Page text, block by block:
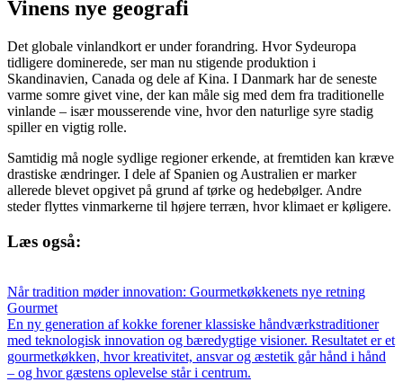
Vinens nye geografi
Det globale vinlandkort er under forandring. Hvor Sydeuropa
tidligere dominerede, ser man nu stigende produktion i
Skandinavien, Canada og dele af Kina. I Danmark har de seneste
varme somre givet vine, der kan måle sig med dem fra traditionelle
vinlande – især mousserende vine, hvor den naturlige syre stadig
spiller en vigtig rolle.
Samtidig må nogle sydlige regioner erkende, at fremtiden kan kræve
drastiske ændringer. I dele af Spanien og Australien er marker
allerede blevet opgivet på grund af tørke og hedebølger. Andre
steder flyttes vinmarkerne til højere terræn, hvor klimaet er køligere.
Læs også:
Når tradition møder innovation: Gourmetkøkkenets nye retning
Gourmet
En ny generation af kokke forener klassiske håndværkstraditioner
med teknologisk innovation og bæredygtige visioner. Resultatet er et
gourmetkøkken, hvor kreativitet, ansvar og æstetik går hånd i hånd
– og hvor gæstens oplevelse står i centrum.